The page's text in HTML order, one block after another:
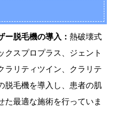
ー脱毛機の導入： 熱破壊式
クスプロプラス、ジェント
ラリティツイン、クラリテ
脱毛機を導入し、患者の肌
た最適な施術を行っていま